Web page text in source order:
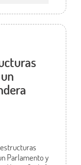
Parlamento y